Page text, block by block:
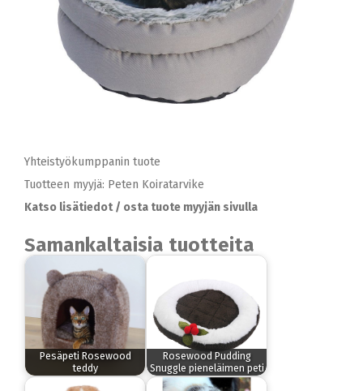
Yhteistyökumppanin tuote
Tuotteen myyjä: Peten Koiratarvike
Katso lisätiedot / osta tuote myyjän sivulla
Samankaltaisia tuotteita
Pesäpeti Rosewood
teddy
Rosewood Pudding
Snuggle pieneläimen peti